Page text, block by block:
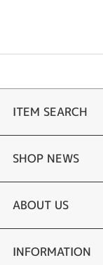
ITEM SEARCH
婚約指輪
結婚指輪
セットリング
SHOP NEWS
お客様の声
ブランドリスト
ABOUT US
店舗情報・会社概要
INFORMATION